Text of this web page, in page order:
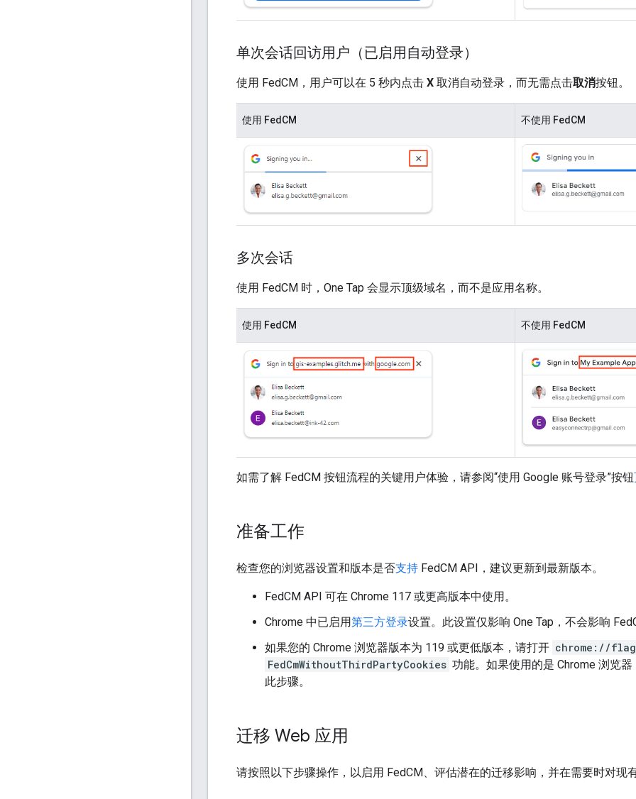
单次会话回访用户（已启用自动登录）
使用 FedCM，用户可以在 5 秒内点击 X 取消自动登录，而无需点击取消按钮。
使用 FedCM 不使用 FedCM
多次会话
使用 FedCM 时，One Tap 会显示顶级域名，而不是应用名称。
使用 FedCM 不使用 FedCM
如需了解 FedCM 按钮流程的关键用户体验，请参阅“使用 Google 账号登录”按钮
准备工作
检查您的浏览器设置和版本是否支持 FedCM API，建议更新到最新版本。
FedCM API 可在 Chrome 117 或更高版本中使用。
Chrome 中已启用第三方登录设置。此设置仅影响 One Tap，不会影响
如果您的 Chrome 浏览器版本为 119 或更低版本，请打开 chrome://
FedCmWithoutThirdPartyCookies 功能。如果使用的是 Chrome 浏览
此步骤。
迁移 Web 应用
请按照以下步骤操作，以启用 FedCM、评估潜在的迁移影响，并在需要时对现